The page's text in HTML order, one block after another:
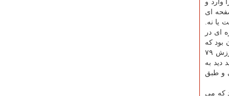
وارد و
اول قوه قضاییه در پاسخ به این سوال كه شهردار تهران به تازگی از تخلف ۵۰۰ صفحه ای
یا نه.
ای در
۵۰۰ هزار دلار ارزش آن بود كه
به شركت نفت داد. مجموع بدهی وی دو میلیارد و ۶۶۰ میلیون یورو بوده است. ۶۵۰ میلیون یورو را قبلا پرداخته بوده و یك دكل هم به ارزش ۷۹
دید به
وی شناسایی و طبق
كه می